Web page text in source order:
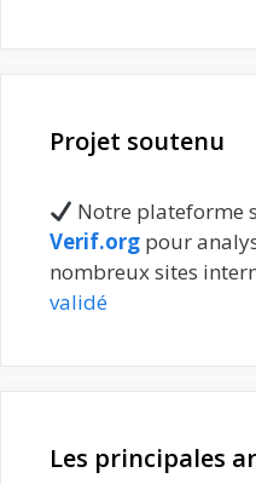
Projet soutenu
Notre plateforme
Verif.org pour
nombreux sites
validé
Les principales